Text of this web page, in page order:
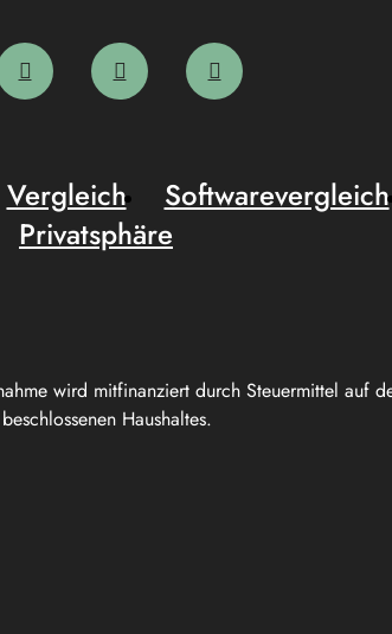
wird mitfinanziert durch Steuermittel auf
Haushaltes.
Vergleich Softwarevergleich
Privatsphäre